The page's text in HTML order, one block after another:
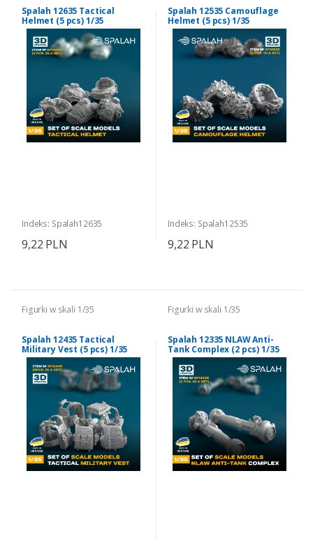
Spalah 12635 Tactical
Helmet (5 pcs) 1/35
Indeks: Spalah12635
9,22 PLN
Spalah 12535 Camouflage
Helmet (5 pcs) 1/35
Indeks: Spalah12535
9,22 PLN
Figurki w skali 1/35
Spalah 12435 Tactical
Military Vest (5 pcs) 1/35
Figurki w skali 1/35
Spalah 12335 NLAW Anti-
Tank Complex (2 pcs) 1/35